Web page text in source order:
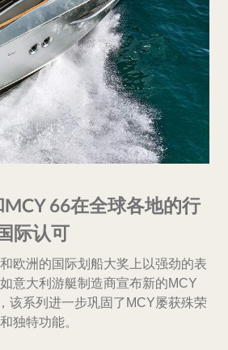
66在全球各地的行
际认可
欧洲的国际划船大奖上以强劲的表
意大利游艇制造商宣布新的MCY
该系列进一步巩固了MCY屡获殊荣
独特功能。